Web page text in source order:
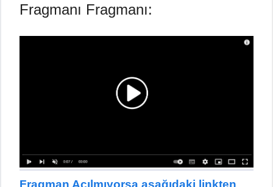
Fragmanı Fragmanı:
Fragman Açılmıyorsa aşağıdaki linkten